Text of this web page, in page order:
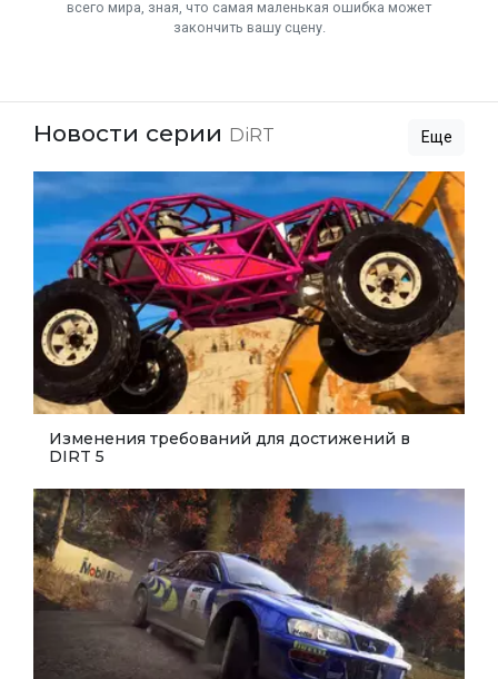
всего мира, зная, что самая маленькая ошибка может
закончить вашу сцену.
Новости серии DiRT Еще
Изменения требований для достижений в
DIRT 5